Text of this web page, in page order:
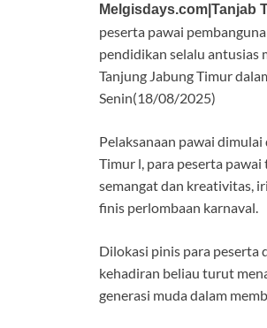
b
o
o
k
s
A
p
p
gr
a
m
er
Melgisdays.com|Tanjab
peserta pawai
pendidikan selalu antusias
Tanjung Jabung Timur
Senin(18/08/2025)
Pelaksanaan pawai
Timur l, para peserta
semangat dan kreativitas,
finis perlombaan karnaval.
Dilokasi pinis para peserta
kehadiran beliau turut
generasi muda dalam